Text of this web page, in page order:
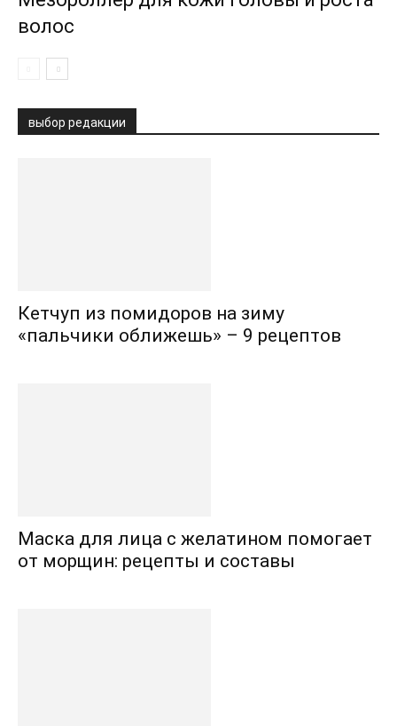
волос
выбор редакции
Кетчуп из помидоров на зиму
«пальчики оближешь» – 9 рецептов
Маска для лица с желатином помогает
от морщин: рецепты и составы